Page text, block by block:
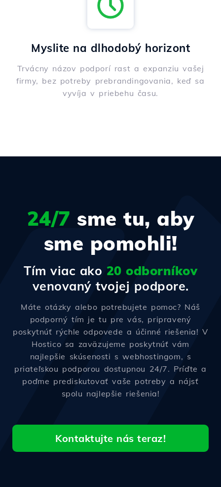
Myslite na dlhodobý horizont
Trvácny názov podporí rast a expanziu vašej
firmy, bez potreby prebrandingovania, keď sa
vyvíja v priebehu času.
24/7 sme tu, aby
sme pomohli!
Tím viac ako 20 odborníkov
venovaný tvojej podpore.
Máte otázky alebo potrebujete pomoc? Náš
podporný tím je tu pre vás, pripravený
poskytnúť rýchle odpovede a účinné riešenia! V
Hostico sa zaväzujeme poskytnúť vám
najlepšie skúsenosti s webhostingom, s
priateľskou podporou dostupnou 24/7. Príďte a
poďme prediskutovať vaše potreby a nájsť
spolu najlepšie riešenia!
Kontaktujte nás teraz!